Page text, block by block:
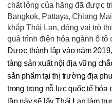
chất lỏng của hãng đã được
Bangkok, Pattaya, Chiang
khắp Thái Lan, đóng vai trò
quá trình điện hóa ngành ô tô
Được thành lập vào năm
tảng sản xuất nội địa vững
sản phẩm tại thị trường địa
trọng trong nỗ lực quốc tế hóa
lần này sẽ lấy Thái Lan làm